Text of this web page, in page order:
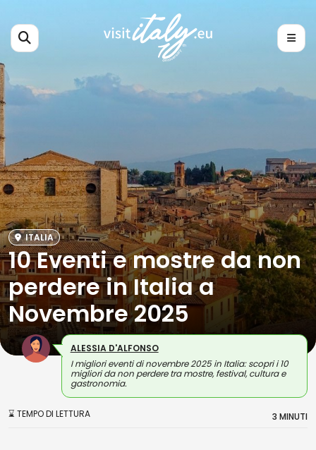
ITALIA
10 Eventi e mostre da non
perdere in Italia a
Novembre 2025
ALESSIA D'ALFONSO
I migliori eventi di novembre 2025 in Italia: scopri i 10
migliori da non perdere tra mostre, festival, cultura e
gastronomia.
⌛ TEMPO DI LETTURA 3 MINUTI